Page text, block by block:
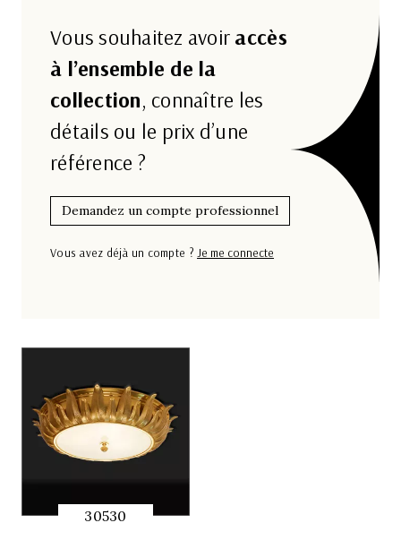
30530
Vous souhaitez avoir accès
à l’ensemble de la
collection, connaître les
détails ou le prix d’une
référence ?
Demandez un compte professionnel
Vous avez déjà un compte ? Je me connecte